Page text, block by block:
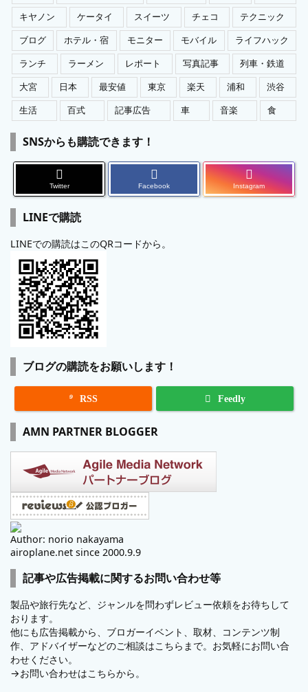
キヤノン
ケータイ スイーツ チェコ
テクニック
ブログ
ホテル・宿 モニター モバイル
ライフハック
ランチ
ラーメン レポート 写真記事
列車・鉄道
大宮
日本 最安値 東京 楽天 浦和
渋谷
生活
百式 記事広告 車 音楽 食
SNSからも購読できます！
Twitter Facebook Instagram
LINEで購読
LINEでの購読はこのQRコードから。
ブログの購読をお願いします！
 RSS Feedly
AMN PARTNER BLOGGER
Author: norio nakayama
airoplane.net since 2000.9.9
記事や広告掲載に関するお問い合わせ等
製品や旅行先など、ジャンルを問わずレビュー依頼をお待ちして
おります。
他にも広告掲載から、ブロガーイベント、取材、コンテンツ制
作、アドバイザーなどのご相談はこちらまで。お気軽にお問い合
わせください。
→お問い合わせはこちらから。